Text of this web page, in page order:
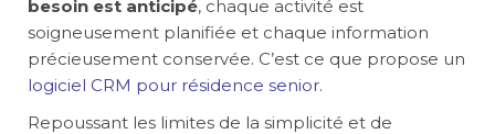
besoin est anticipé, chaque activité est
soigneusement planifiée et chaque information
précieusement conservée. C’est ce que propose un
logiciel CRM pour résidence senior.
Repoussant les limites de la simplicité et de